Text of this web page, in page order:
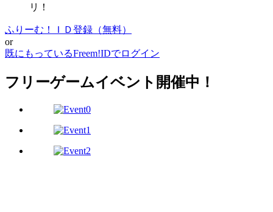
リ！
ふりーむ！ＩＤ登録（無料）
or
既にもっているFreem!IDでログイン
フリーゲームイベント開催中！